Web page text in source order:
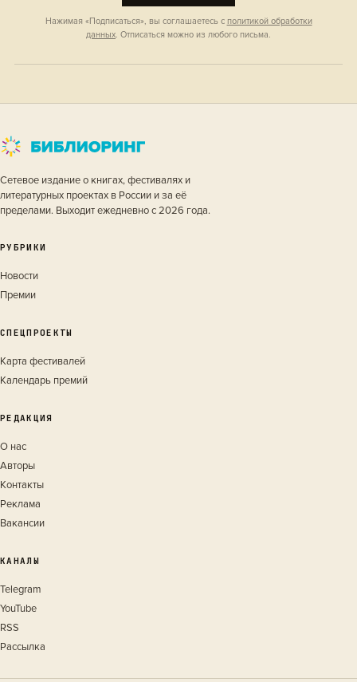
Нажимая «Подписаться», вы соглашаетесь с политикой обработки
данных. Отписаться можно из любого письма.
Сетевое издание о книгах, фестивалях и
литературных проектах в России и за её
пределами. Выходит ежедневно с 2026 года.
РУБРИКИ
Новости
Премии
СПЕЦПРОЕКТЫ
Карта фестивалей
Календарь премий
РЕДАКЦИЯ
О нас
Авторы
Контакты
Реклама
Вакансии
КАНАЛЫ
Telegram
YouTube
RSS
Рассылка